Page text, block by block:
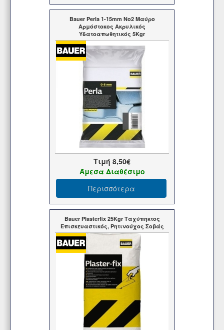
Bauer Perla 1-15mm Νο2 Μαύρο
Αρμόστοκος Ακρυλικός
Υδατοαπωθητικός 5Kgr
Τιμή 8,50€
Άμεσα Διαθέσιμο
Περισσότερα
Bauer Plasterfix 25Kgr Ταχύπηκτος
Επισκευαστικός, Ρητινούχος Σοβάς